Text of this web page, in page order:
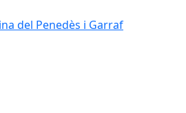
del Penedès i Garraf